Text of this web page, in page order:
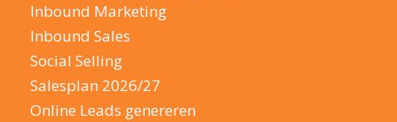
Inbound Marketing
Inbound Sales
Social Selling
Salesplan 2026/27
Online Leads genereren